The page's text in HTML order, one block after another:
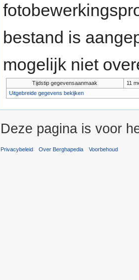
bestand is
mogelijk niet
Tijdstip gegevensaanmaak
11
Uitgebreide gegevens bekijken
Deze pagina is voor
Privacybeleid Over Berghapedia Voorbehoud